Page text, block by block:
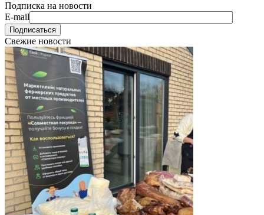
Подписка на новости
E-mail
Свежие новости